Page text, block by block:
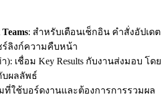
: สำหรับเตือนเช็กอิน คำสั่งอัปเดต
ร์ลิงก์ความคืบหน้า
): เชื่อม Key Results กับงานส่งมอบ โดย
บผลลัพธ์
ที่ใช้บอร์ดงานและต้องการการรวมผล